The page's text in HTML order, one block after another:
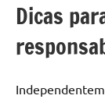
Dicas